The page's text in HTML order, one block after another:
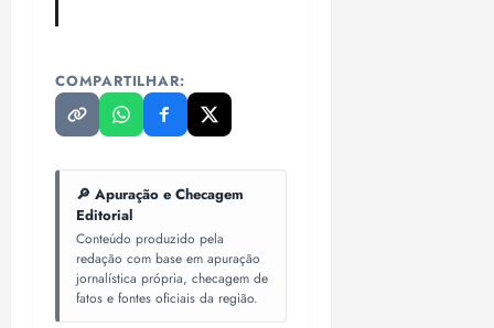
COMPARTILHAR:
🔎 Apuração e Checagem
Editorial
Conteúdo produzido pela
redação com base em apuração
jornalística própria, checagem de
fatos e fontes oficiais da região.